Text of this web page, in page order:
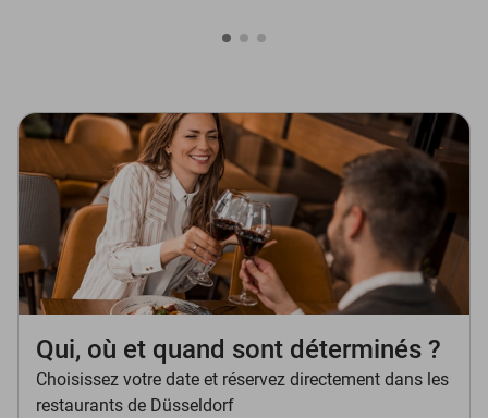
Qui, où et quand sont déterminés ?
Choisissez votre date et réservez directement dans les
restaurants de Düsseldorf